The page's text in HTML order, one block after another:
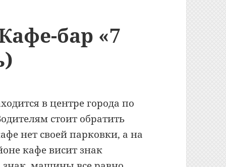
бар «7
в центре города по
стоит обратить
нет своей парковки, а на
кафе висит знак